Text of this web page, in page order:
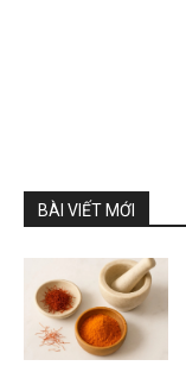
BÀI VIẾT MỚI